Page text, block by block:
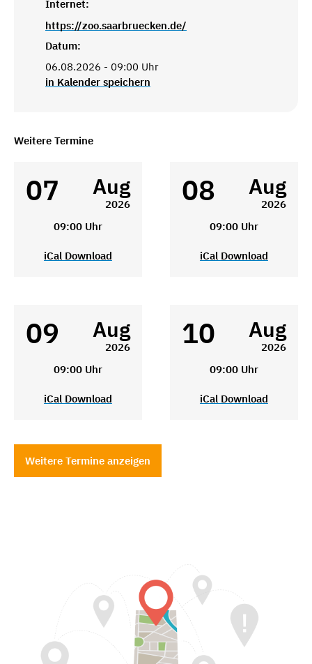
Internet:
https://zoo.saarbruecken.de/
Datum:
06.08.2026 - 09:00 Uhr
in Kalender speichern
Weitere Termine
07 Aug
2026
09:00 Uhr
iCal Download
08 Aug
2026
09:00 Uhr
iCal Download
09 Aug
2026
09:00 Uhr
iCal Download
10 Aug
2026
09:00 Uhr
iCal Download
Weitere Termine anzeigen